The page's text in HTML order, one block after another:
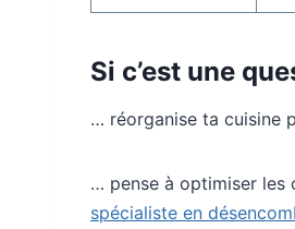
Si c’est une
… réorganise ta cuisine
… pense à optimiser les
spécialiste en